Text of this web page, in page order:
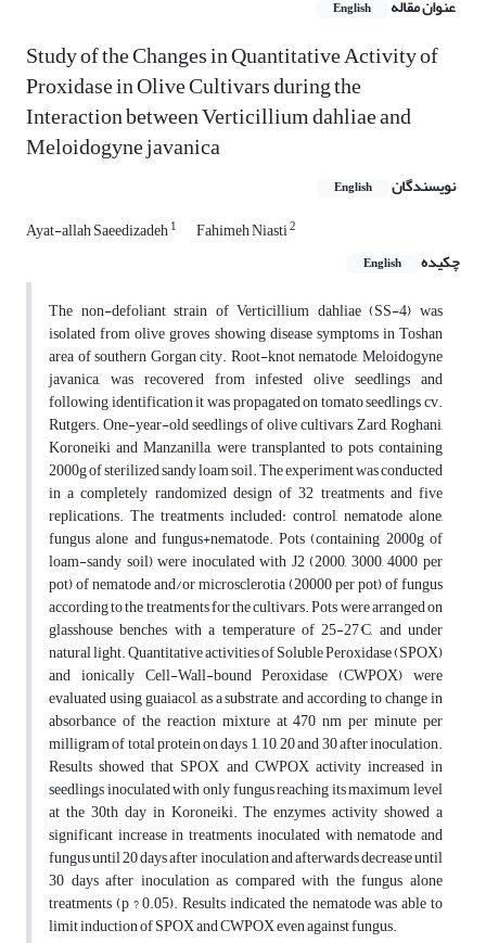
عنوان مقاله English
Study of the Changes in Quantitative Activity of
Proxidase in Olive Cultivars during the
Interaction between Verticillium dahliae and
Meloidogyne javanica
نویسندگان English
Ayat-allah Saeedizadeh1 Fahimeh Niasti2
چکیده English
The non-defoliant strain of Verticillium dahliae (SS-4) was
isolated from olive groves showing disease symptoms in Toshan
area of southern Gorgan city. Root-knot nematode, Meloidogyne
javanica, was recovered from infested olive seedlings and
following identification it was propagated on tomato seedlings cv.
Rutgers. One-year-old seedlings of olive cultivars, Zard, Roghani,
Koroneiki and Manzanilla, were transplanted to pots containing
2000g of sterilized sandy loam soil. The experiment was conducted
in a completely randomized design of 32 treatments and five
replications. The treatments included: control, nematode alone,
fungus alone and fungus+nematode. Pots (containing 2000g of
loam-sandy soil) were inoculated with J2 (2000, 3000, 4000 per
pot) of nematode and/or microsclerotia (20000 per pot) of fungus
according to the treatments for the cultivars. Pots were arranged on
glasshouse benches with a temperature of 25-27°C, and under
natural light. Quantitative activities of Soluble Peroxidase (SPOX)
and ionically Cell-Wall-bound Peroxidase (CWPOX) were
evaluated using guaiacol, as a substrate, and according to change in
absorbance of the reaction mixture at 470 nm per minute per
milligram of total protein on days 1, 10, 20 and 30 after inoculation.
Results showed that SPOX and CWPOX activity increased in
seedlings inoculated with only fungus reaching its maximum level
at the 30th day in Koroneiki. The enzymes activity showed a
significant increase in treatments inoculated with nematode and
fungus until 20 days after inoculation and afterwards decrease until
30 days after inoculation as compared with the fungus alone
treatments (p ? 0.05). Results indicated the nematode was able to
limit induction of SPOX and CWPOX even against fungus.